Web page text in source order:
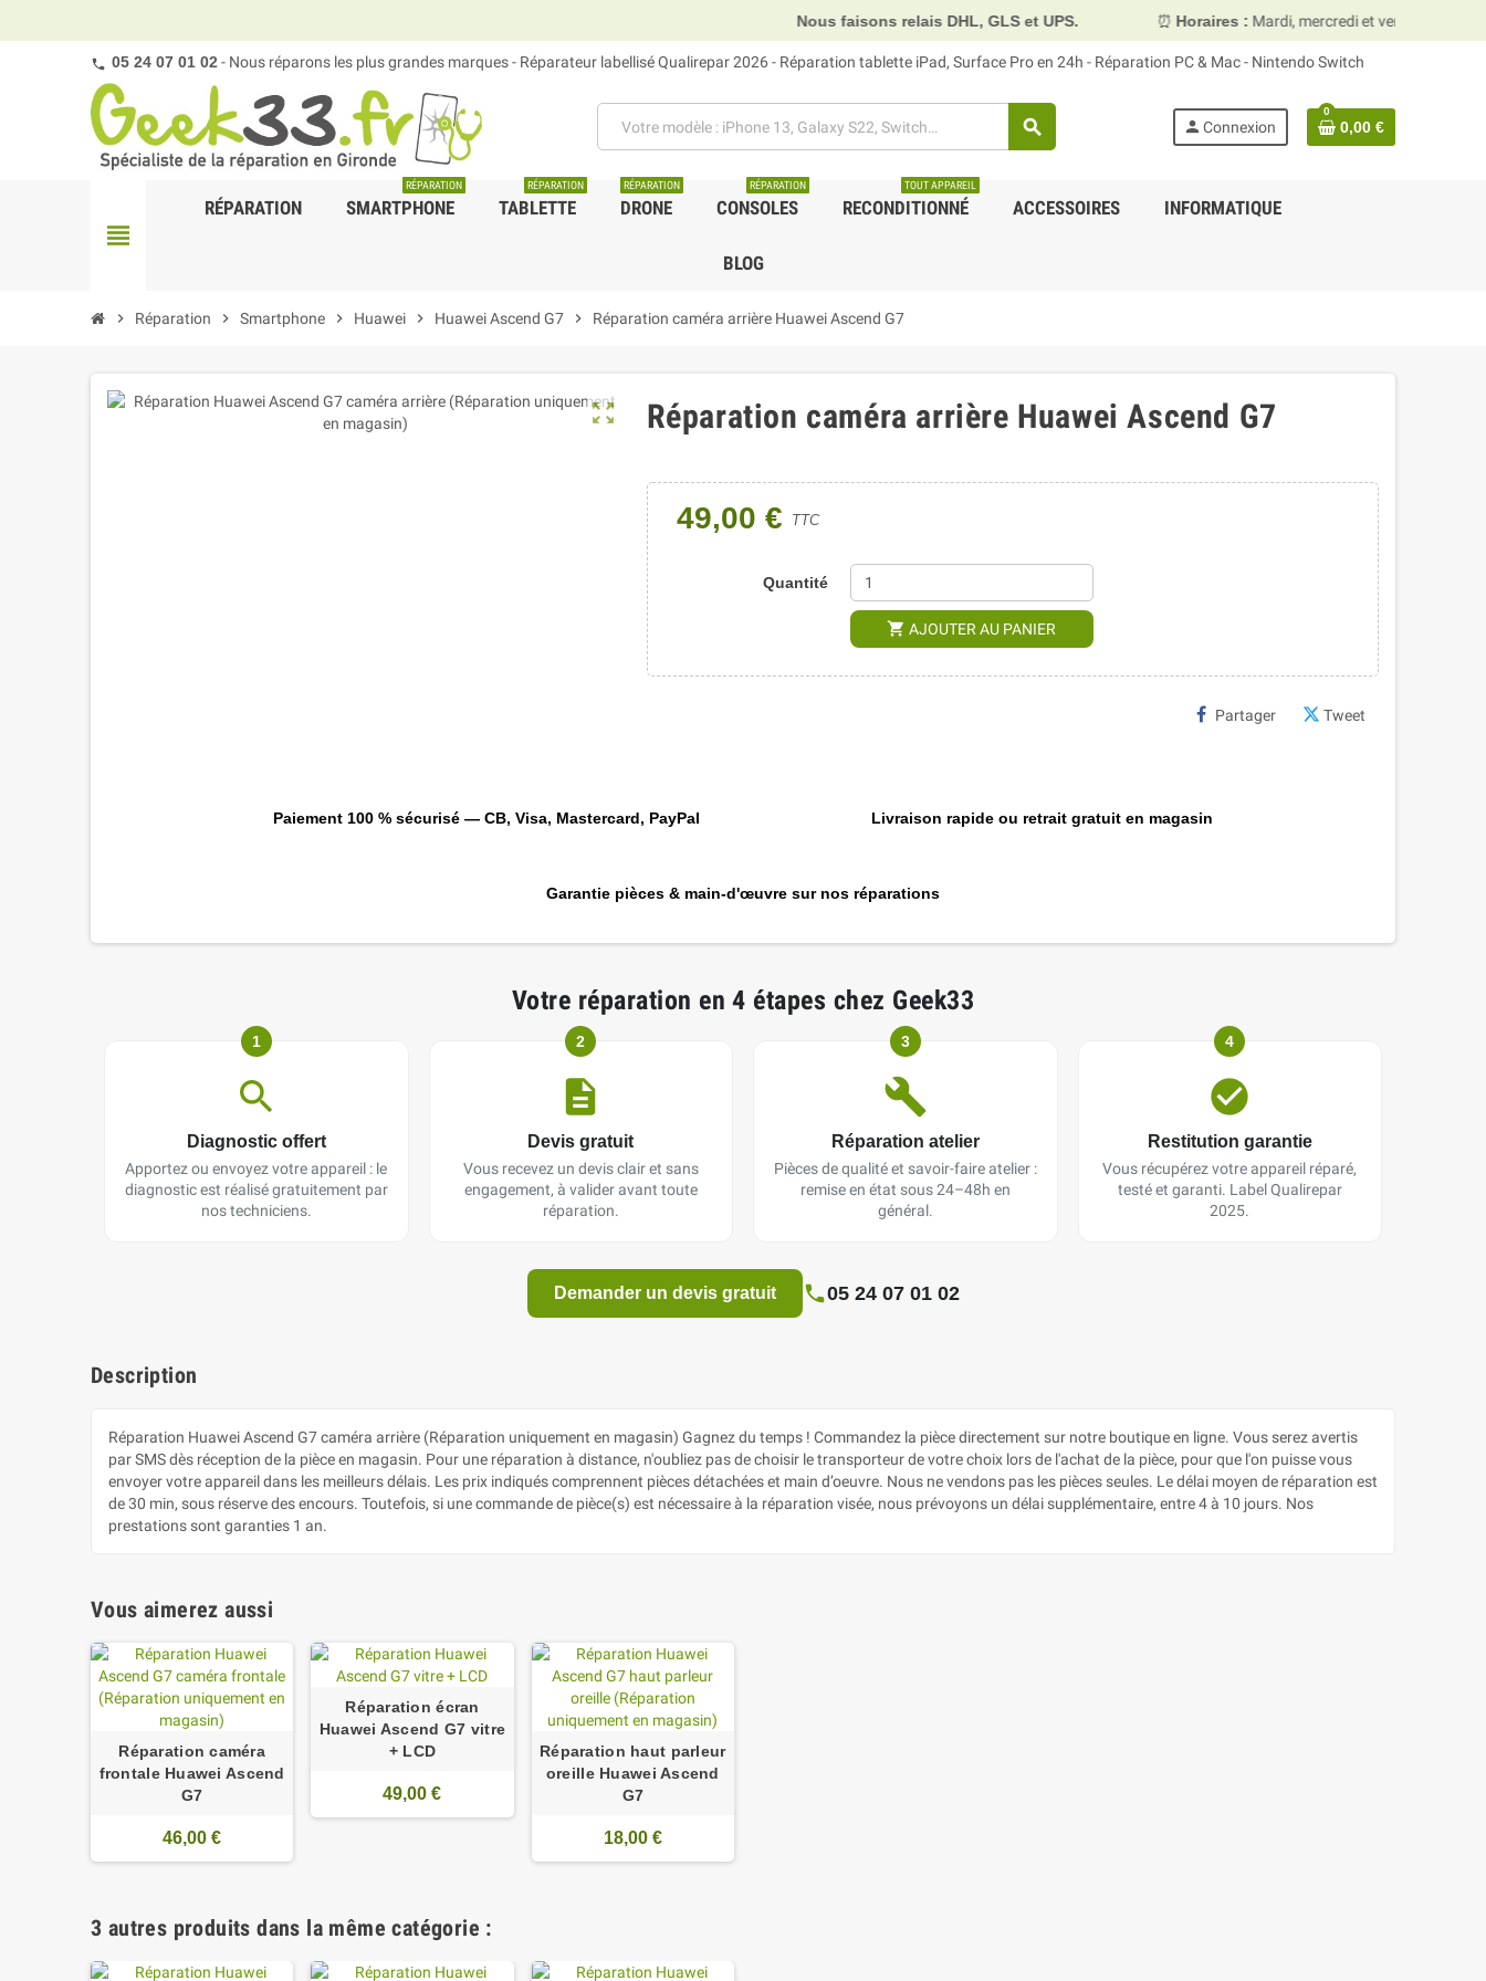
Nous faisons relais DHL, GLS et UPS. ⏰Horaires : Mardi, mercredi et vendredi 10h00–13h30 &
05 24 07 01 02- Nous réparons les plus grandes marques - Réparateur labellisé Qualirepar 2026 - Réparation tablette iPad, Surface Pro en 24h - Réparation PC & Mac - Nintendo Switch
search person Connexion
0
0,00 €
view_headline
RÉPARATION SMARTPHONE
RÉPARATION
TABLETTE
RÉPARATION
DRONE
RÉPARATION
CONSOLES
RÉPARATION
RECONDITIONNÉ
TOUT APPAREIL
ACCESSOIRES INFORMATIQUE
BLOG
chevron_right Réparation chevron_right Smartphone chevron_right Huawei chevron_right Huawei Ascend G7 chevron_right Réparation caméra arrière Huawei Ascend G7
zoom_out_map Réparation caméra arrière Huawei Ascend G7
49,00 € TTC
Quantité
shopping_cart AJOUTER AU PANIER
Partager Tweet
Paiement 100 % sécurisé — CB, Visa, Mastercard, PayPal Livraison rapide ou retrait gratuit en magasin
Garantie pièces & main-d'œuvre sur nos réparations
Votre réparation en 4 étapes chez Geek33
1
Diagnostic offert
Apportez ou envoyez votre appareil : le
diagnostic est réalisé gratuitement par
nos techniciens.
2
Devis gratuit
Vous recevez un devis clair et sans
engagement, à valider avant toute
réparation.
3
Réparation atelier
Pièces de qualité et savoir-faire atelier :
remise en état sous 24–48h en
général.
4
Restitution garantie
Vous récupérez votre appareil réparé,
testé et garanti. Label Qualirepar
2025.
Demander un devis gratuit 05 24 07 01 02
Description
Réparation Huawei Ascend G7 caméra arrière (Réparation uniquement en magasin) Gagnez du temps ! Commandez la pièce directement sur notre boutique en ligne. Vous serez avertis
par SMS dès réception de la pièce en magasin. Pour une réparation à distance, n'oubliez pas de choisir le transporteur de votre choix lors de l'achat de la pièce, pour que l'on puisse vous
envoyer votre appareil dans les meilleurs délais. Les prix indiqués comprennent pièces détachées et main d’oeuvre. Nous ne vendons pas les pièces seules. Le délai moyen de réparation est
de 30 min, sous réserve des encours. Toutefois, si une commande de pièce(s) est nécessaire à la réparation visée, nous prévoyons un délai supplémentaire, entre 4 à 10 jours. Nos
prestations sont garanties 1 an.
Vous aimerez aussi
Réparation caméra
frontale Huawei Ascend
G7
46,00 €
Réparation écran
Huawei Ascend G7 vitre
+ LCD
49,00 €
Réparation haut parleur
oreille Huawei Ascend
G7
18,00 €
3 autres produits dans la même catégorie :